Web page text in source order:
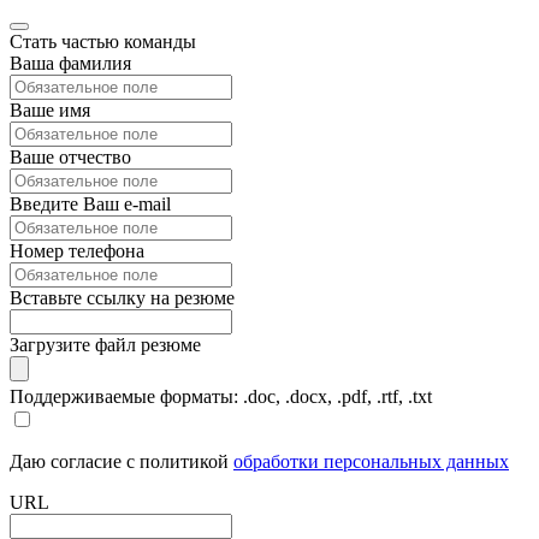
Стать частью команды
Ваша фамилия
Ваше имя
Ваше отчество
Введите Ваш e-mail
Номер телефона
Вставьте ссылку на резюме
Загрузите файл резюме
Поддерживаемые форматы: .doc, .docx, .pdf, .rtf, .txt
Даю согласие с политикой обработки персональных данных
URL